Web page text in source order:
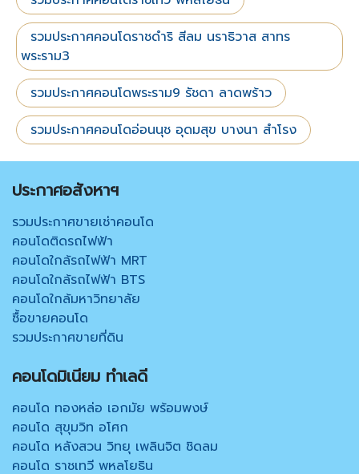
รวมประกาศคอนโดราชดำริ สีลม นราธิวาส สาทร
พระราม3
รวมประกาศคอนโดพระราม9 รัชดา ลาดพร้าว
รวมประกาศคอนโดอ่อนนุช อุดมสุข บางนา สำโรง
ประกาศอสังหาฯ
รวมประกาศขายเช่าคอนโด
คอนโดติดรถไฟฟ้า
คอนโดใกล้รถไฟฟ้า MRT
คอนโดใกล้รถไฟฟ้า BTS
คอนโดใกล้มหาวิทยาลัย
ซื้อขายคอนโด
รวมประกาศขายที่ดิน
คอนโดมิเนียม ทำเลดี
คอนโด ทองหล่อ เอกมัย พร้อมพงษ์
คอนโด สุขุมวิท อโศก
คอนโด หลังสวน วิทยุ เพลินจิต ชิดลม
คอนโด ราชเทวี พหลโยธิน